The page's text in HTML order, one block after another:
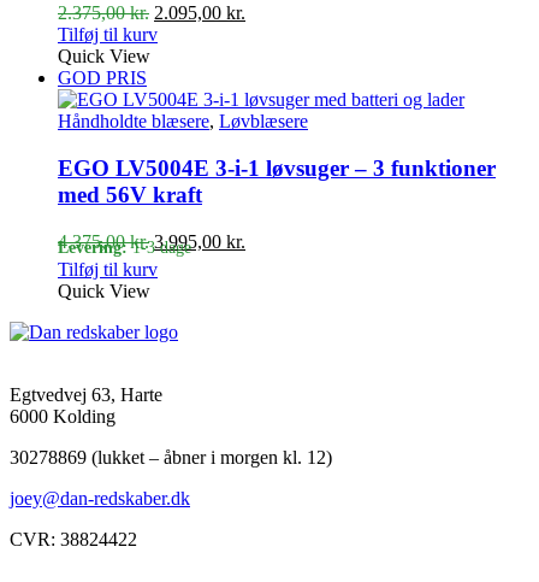
2.375,00kr. Den
oprindelige
2.375,00 kr..
2.095,00 kr.
2.095,00 kr..
Tilføj til kurv
Quick View
GOD PRIS
Håndholdte blæsere, Løvblæsere
EGO LV5004E 3-i-1 løvsuger – 3 funktioner
med 56V kraft
4.375,00kr.Den
oprindelige
pris
4.375,00 kr..
3.995,00 kr.
Levering: 1-3 dage
Tilføj til kurv
Quick View
Egtvedvej 63, Harte
6000 Kolding
30278869 (lukket – åbner i morgen kl. 12)
joey@dan-redskaber.dk
CVR: 38824422